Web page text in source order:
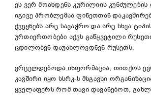
ეს ვერ მოახდენს კურილიის კუნძულების
იგივე პრობლემაა ფინეთთან
ქვეყნებს არც სავაჭრო და არც სხვა
ურთიერთობები აქვს გაწყვეტილი
ცდილობენ დაუახლოვდნენ რუსეთს.
ვრცელდებოდა ინფორმაცია, თითქოს
კავშირი იყო სსრკ-ს მსგავსი
ყველაფერს რომ თავი დავანებოთ,